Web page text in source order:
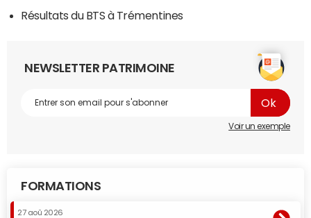
Résultats du BTS à Trémentines
NEWSLETTER PATRIMOINE
Voir un exemple
FORMATIONS
27 aoû 2026